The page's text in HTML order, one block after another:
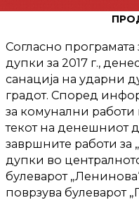
Согласно
дупки за 2017 г.,
санација на ударни
градот. Според
за комунални
текот на денешниот
завршните работи за
дупки во
булеварот
поврзува булеварот